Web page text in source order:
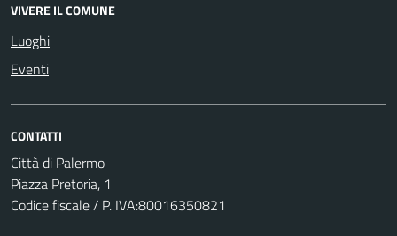
VIVERE IL COMUNE
Luoghi
Eventi
CONTATTI
Città di Palermo
Piazza Pretoria, 1
Codice fiscale / P. IVA:80016350821